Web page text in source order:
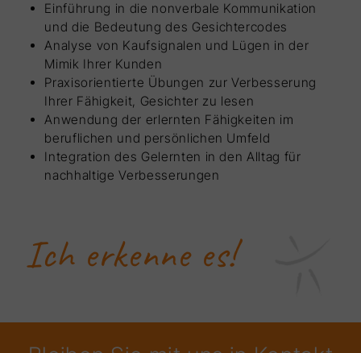
Einführung in die nonverbale Kommunikation
und die Bedeutung des Gesichtercodes
Analyse von Kaufsignalen und Lügen in der
Mimik Ihrer Kunden
Praxisorientierte Übungen zur Verbesserung
Ihrer Fähigkeit, Gesichter zu lesen
Anwendung der erlernten Fähigkeiten im
beruflichen und persönlichen Umfeld
Integration des Gelernten in den Alltag für
nachhaltige Verbesserungen
Ich erkenne es!